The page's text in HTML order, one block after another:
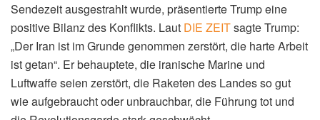
Sendezeit ausgestrahlt wurde, präsentierte Trump eine
positive Bilanz des Konflikts. Laut DIE ZEITsagte Trump:
„Der Iran ist im Grunde genommen zerstört, die harte Arbeit
ist getan“. Er behauptete, die iranische Marine und
Luftwaffe seien zerstört, die Raketen des Landes so gut
wie aufgebraucht oder unbrauchbar, die Führung tot und